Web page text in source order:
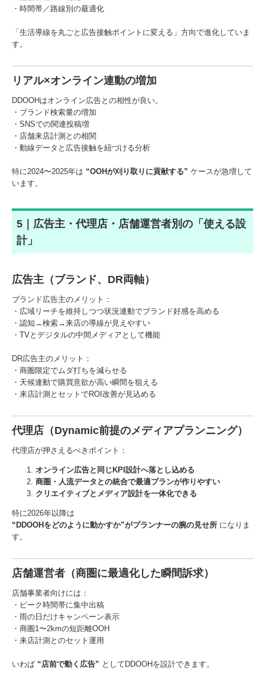
・時間帯／路線別の最適化
「生活導線を丸ごと広告接触ポイントに変える」方向で進化していま
す。
リアル×オンライン連動の増加
DDOOHはオンライン広告との相性が良い。
・ブランド検索量の増加
・SNSでの関連投稿増
・店舗来店計測との相関
・動線データと広告接触を紐づける分析
特に2024〜2025年は “OOHが刈り取りに貢献する” ケースが急増して
います。
5｜広告主・代理店・店舗運営者別の「使える設
計」
広告主（ブランド、DR両軸）
ブランド広告主のメリット：
・広域リーチを維持しつつ状況連動でブランド好感を高める
・認知→検索→来店の導線が見えやすい
・TVとデジタルの中間メディアとして機能
DR広告主のメリット：
・商圏限定でムダ打ちを減らせる
・天候連動で購買意欲が高い瞬間を狙える
・来店計測とセットでROI改善が見込める
代理店（Dynamic前提のメディアプランニング）
代理店が押さえるべきポイント：
オンライン広告と同じKPI設計へ落とし込める
商圏・人流データとの統合で最適プランが作りやすい
クリエイティブとメディア設計を一体化できる
特に2026年以降は
“DDOOHをどのように動かすか”がプランナーの腕の見せ所 になりま
す。
店舗運営者（商圏に最適化した瞬間訴求）
店舗事業者向けには：
・ピーク時間帯に集中出稿
・雨の日だけキャンペーン表示
・商圏1〜2kmの短距離OOH
・来店計測とのセット運用
いわば “店前で動く広告” としてDDOOHを設計できます。